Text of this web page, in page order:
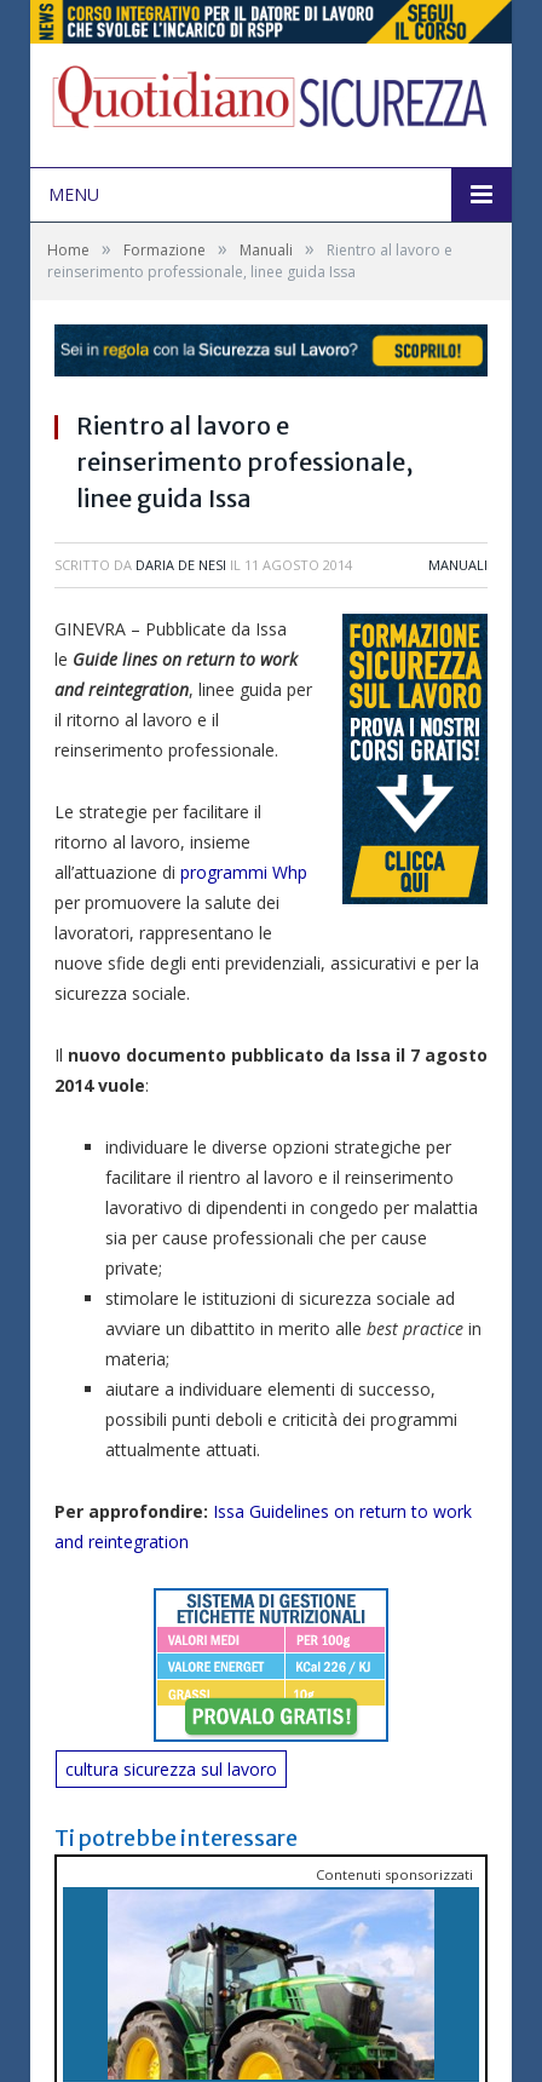
MENU
Home » Formazione » Manuali »
Rientro al lavoro e
reinserimento professionale, linee guida Issa
Rientro al lavoro e
reinserimento professionale,
linee guida Issa
SCRITTO DA DARIA DE NESI IL 11 AGOSTO 2014 MANUALI
GINEVRA – Pubblicate da Issa
le Guide lines on return to work
and reintegration, linee guida per
il ritorno al lavoro e il
reinserimento professionale.
Le strategie per facilitare il
ritorno al lavoro, insieme
all’attuazione di programmi Whp
per promuovere la salute dei
lavoratori, rappresentano le
nuove sfide degli enti previdenziali, assicurativi e per la
sicurezza sociale.
Il nuovo documento pubblicato da Issa il 7 agosto
2014 vuole:
individuare le diverse opzioni strategiche per
facilitare il rientro al lavoro e il reinserimento
lavorativo di dipendenti in congedo per malattia
sia per cause professionali che per cause
private;
stimolare le istituzioni di sicurezza sociale ad
avviare un dibattito in merito alle best practice in
materia;
aiutare a individuare elementi di successo,
possibili punti deboli e criticità dei programmi
attualmente attuati.
Per approfondire: Issa Guidelines on return to work
and reintegration
cultura sicurezza sul lavoro
Ti potrebbe interessare
Contenuti sponsorizzati